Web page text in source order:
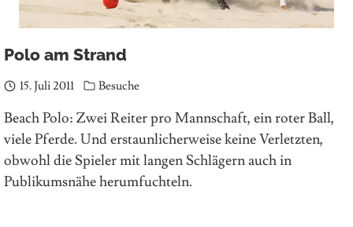
Polo am Strand
15. Juli 2011 Besuche
Beach Polo: Zwei Reiter pro Mannschaft, ein roter Ball,
viele Pferde. Und erstaunlicherweise keine Verletzten,
obwohl die Spieler mit langen Schlägern auch in
Publikumsnähe herumfuchteln.